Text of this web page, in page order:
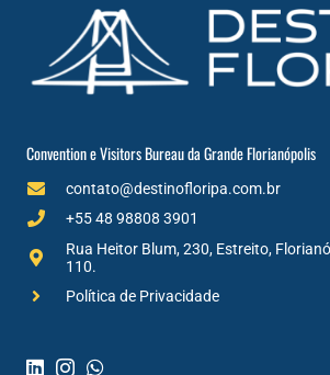
Convention e Visitors Bureau da Grande Florianópolis
contato@destinofloripa.com.br
+55 48 98808 3901
Rua Heitor Blum, 230, Estreito,
110.
Política de Privacidade